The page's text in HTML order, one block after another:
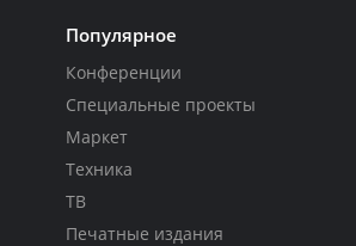
Популярное
Конференции
Специальные проекты
Маркет
Техника
ТВ
Печатные издания